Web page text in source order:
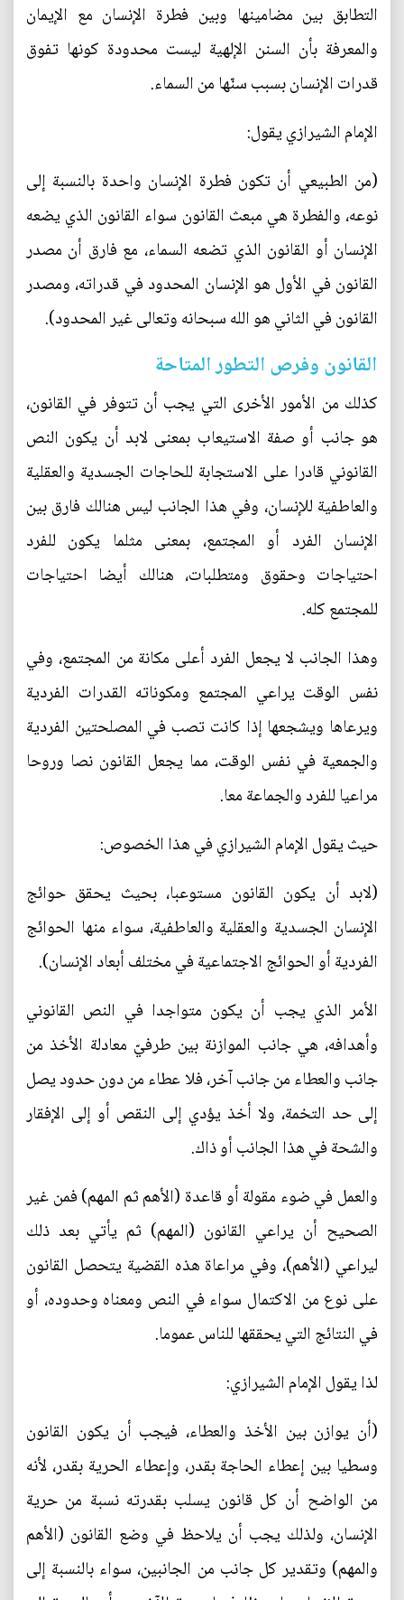
التطابق بين مضامينها وبين فطرة الإنسان مع الإيمان
والمعرفة بأن السنن الإلهية ليست محدودة كونها تفوق
قدرات الإنسان بسبب سنّها من السماء.
الإمام الشيرازي يقول:
(من الطبيعي أن تكون فطرة الإنسان واحدة بالنسبة إلى
نوعه، والفطرة هي مبعث القانون سواء القانون الذي يضعه
الإنسان أو القانون الذي تضعه السماء، مع فارق أن مصدر
القانون في الأول هو الإنسان المحدود في قدراته، ومصدر
القانون في الثاني هو الله سبحانه وتعالى غير المحدود).
القانون وفرص التطور المتاحة
كذلك من الأمور الأخرى التي يجب أن تتوفر في القانون،
هو جانب أو صفة الاستيعاب بمعنى لابد أن يكون النص
القانوني قادرا على الاستجابة للحاجات الجسدية والعقلية
والعاطفية للإنسان، وفي هذا الجانب ليس هنالك فارق بين
الإنسان الفرد أو المجتمع، بمعنى مثلما يكون للفرد
احتياجات وحقوق ومتطلبات، هنالك أيضا احتياجات
للمجتمع كله.
وهذا الجانب لا يجعل الفرد أعلى مكانة من المجتمع، وفي
نفس الوقت يراعي المجتمع ومكوناته القدرات الفردية
ويرعاها ويشجعها إذا كانت تصب في المصلحتين الفردية
والجمعية في نفس الوقت، مما يجعل القانون نصا وروحا
مراعيا للفرد والجماعة معا.
حيث يقول الإمام الشيرازي في هذا الخصوص:
(لابد أن يكون القانون مستوعبا، بحيث يحقق حوائج
الإنسان الجسدية والعقلية والعاطفية، سواء منها الحوائج
الفردية أو الحوائج الاجتماعية في مختلف أبعاد الإنسان).
الأمر الذي يجب أن يكون متواجدا في النص القانوني
وأهدافه، هي جانب الموازنة بين طرفيّ معادلة الأخذ من
جانب والعطاء من جانب آخر، فلا عطاء من دون حدود يصل
إلى حد التخمة، ولا أخذ يؤدي إلى النقص أو إلى الإفقار
والشحة في هذا الجانب أو ذاك.
والعمل في ضوء مقولة أو قاعدة (الأهم ثم المهم) فمن غير
الصحيح أن يراعي القانون (المهم) ثم يأتي بعد ذلك
ليراعي (الأهم)، وفي مراعاة هذه القضية يتحصل القانون
على نوع من الاكتمال سواء في النص ومعناه وحدوده، أو
في النتائج التي يحققها للناس عموما.
لذا يقول الإمام الشيرازي:
(أن يوازن بين الأخذ والعطاء، فيجب أن يكون القانون
وسطيا بين إعطاء الحاجة بقدر، وإعطاء الحرية بقدر، لأنه
من الواضح أن كل قانون يسلب بقدرته نسبة من حرية
الإنسان، ولذلك يجب أن يلاحظ في وضع القانون (الأهم
والمهم) وتقدير كل جانب من الجانبين، سواء بالنسبة إلى